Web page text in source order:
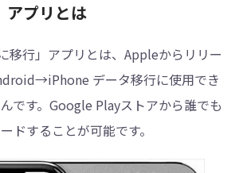
アプリとは
移行」アプリとは、Appleからリリー
データ移行に使用でき
です。Google Playストアから誰でも
ドすることが可能です。